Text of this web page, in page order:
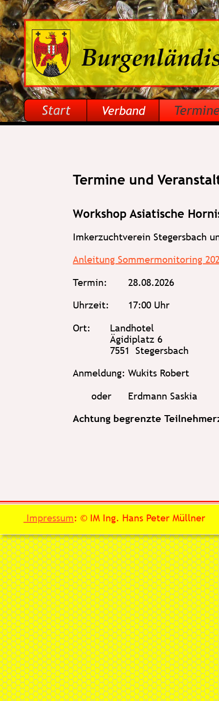
Termine und
Workshop Asiatische
Imkerzuchtverein Stegersbach
Anleitung Sommermonitoring
Termin:
28.08.2026
Uhrzeit:
17:00 Uhr
Ort:
Landhotel
Ägidiplatz 6
7551  Stegersbach
Anmeldung: Wukits Robert
oder
Erdmann Saskia
Achtung begrenzte
Impressum: © IM Ing. Hans Peter Müllner